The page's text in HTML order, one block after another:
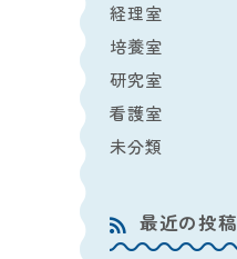
経理室
培養室
研究室
看護室
未分類
最近の投稿